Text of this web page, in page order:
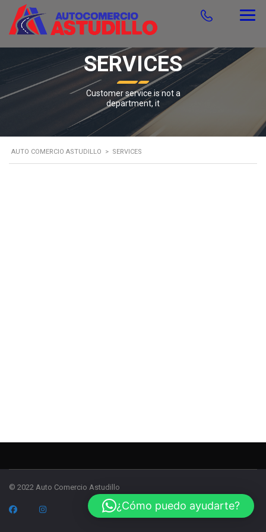
SERVICES
Customer service is not a
department, it
AUTO COMERCIO ASTUDILLO > SERVICES
© 2022 Auto Comercio Astudillo
¿Cómo puedo ayudarte?